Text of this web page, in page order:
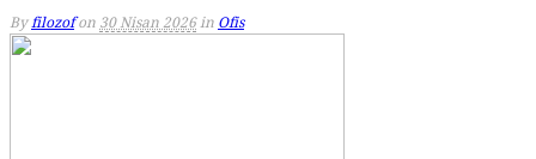
By filozof on 30 Nisan 2026 in Ofis